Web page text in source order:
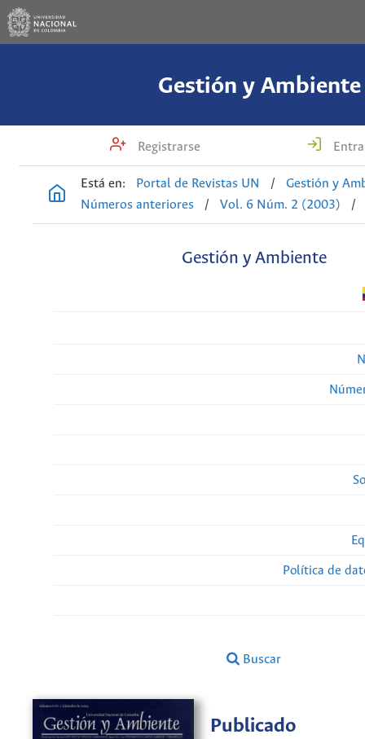
Gestión y Ambiente
Registrarse
Está en: Portal de Revistas UN /
Gestión y
Números anteriores
/ Vol. 6 Núm. 2 (2003) /
Gestión y Ambiente
Política de
Buscar
Publicado